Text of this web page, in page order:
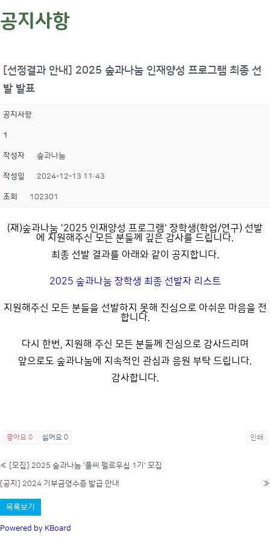
공지사항
[선정결과 안내] 2025 숲과나눔 인재양성 프로그램 최종 선
발 발표
공지사항
1
작성자 숲과나눔
작성일 2024-12-13 11:43
조회 102301
(재)숲과나눔 '2025 인재양성 프로그램' 장학생(학업/연구) 선발
에 지원해주신 모든 분들께 깊은 감사를 드립니다.
최종 선발 결과를 아래와 같이 공지합니다.
2025 숲과나눔 장학생 최종 선발자 리스트
지원해주신 모든 분들을 선발하지 못해 진심으로 아쉬운 마음을 전
합니다.
다시 한번, 지원해 주신 모든 분들께 진심으로 감사드리며
앞으로도 숲과나눔에 지속적인 관심과 응원 부탁 드립니다.
감사합니다.
좋아요 0 싫어요 0 인쇄
« [모집] 2025 숲과나눔 '풀씨 펠로우십 1기' 모집
[공지] 2024 기부금영수증 발급 안내 »
목록보기
Powered by KBoard